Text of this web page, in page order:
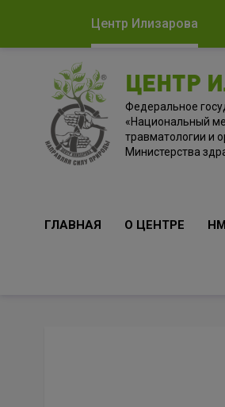
Центр Илизарова
ЦЕНТР
Федеральное
«Национальный
травматологии и
Министерства
ГЛАВНАЯ О ЦЕНТРЕ